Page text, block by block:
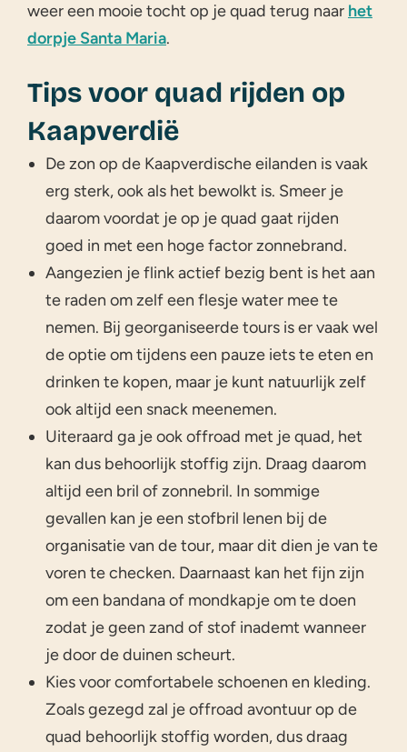
weer een mooie tocht op je quad terug naar het
dorpje Santa Maria.
Tips voor quad rijden op
Kaapverdië
De zon op de Kaapverdische eilanden is vaak
erg sterk, ook als het bewolkt is. Smeer je
daarom voordat je op je quad gaat rijden
goed in met een hoge factor zonnebrand.
Aangezien je flink actief bezig bent is het aan
te raden om zelf een flesje water mee te
nemen. Bij georganiseerde tours is er vaak wel
de optie om tijdens een pauze iets te eten en
drinken te kopen, maar je kunt natuurlijk zelf
ook altijd een snack meenemen.
Uiteraard ga je ook offroad met je quad, het
kan dus behoorlijk stoffig zijn. Draag daarom
altijd een bril of zonnebril. In sommige
gevallen kan je een stofbril lenen bij de
organisatie van de tour, maar dit dien je van te
voren te checken. Daarnaast kan het fijn zijn
om een bandana of mondkapje om te doen
zodat je geen zand of stof inademt wanneer
je door de duinen scheurt.
Kies voor comfortabele schoenen en kleding.
Zoals gezegd zal je offroad avontuur op de
quad behoorlijk stoffig worden, dus draag